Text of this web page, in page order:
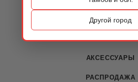
Другой город
ОБУВЬ
СУМКИ
АКСЕССУАРЫ
РАСПРОДАЖА